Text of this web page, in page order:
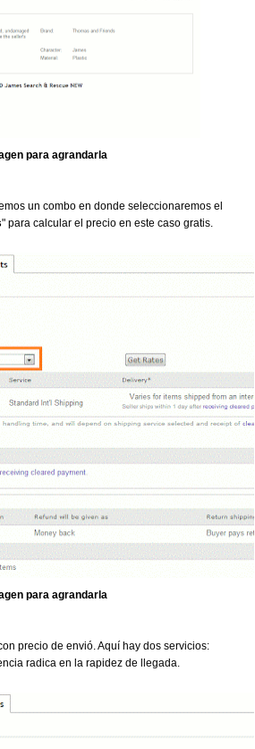
para agrandarla
un combo en donde seleccionaremos el
" para calcular el precio en este caso gratis.
para agrandarla
precio de envió. Aquí hay dos servicios:
radica en la rapidez de llegada.